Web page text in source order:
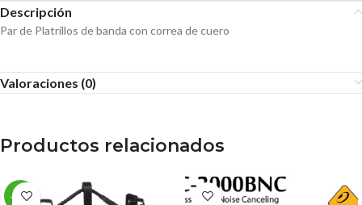
Descripción
Par de Platrillos de banda con correa de cuero
Valoraciones (0)
Productos relacionados
-36%